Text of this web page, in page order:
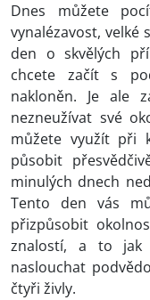
Dnes můžete
vynalézavost, velké
den o skvělých
chcete začít s
nakloněn. Je ale
nezneužívat své
můžete využít při
působit
minulých dnech
Tento den vás
přizpůsobit
znalostí, a to
naslouchat
čtyři živly.